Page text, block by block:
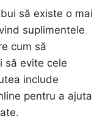
să existe o mai
suplimentele
cum să
să evite cele
include
pentru a ajuta